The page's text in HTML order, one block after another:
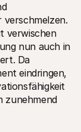
verschmelzen.
verwischen
nun auch in
Da
eindringen,
zunehmend